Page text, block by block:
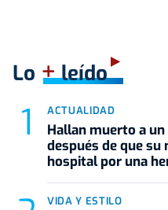
Lo +leído
ACTUALIDAD
Hallan muerto a
después de que su
hospital por una
VIDA Y ESTILO